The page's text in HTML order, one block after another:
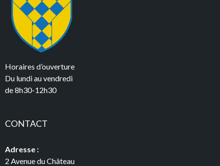
Horaires d’ouverture
Du lundi au vendredi
de 8h30-12h30
CONTACT
Adresse :
2 Avenue du Château